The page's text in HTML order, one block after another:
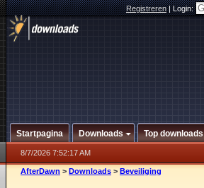
Registreren|Login:
Startpagina Downloads Top downloads
8/7/2026 7:52:17 AM
AfterDawn > Downloads > Beveiliging